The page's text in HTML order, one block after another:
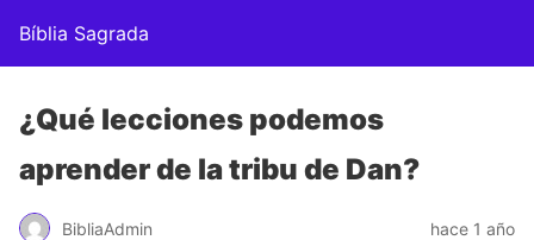
Bíblia Sagrada
¿Qué lecciones podemos
aprender de la tribu de Dan?
BibliaAdmin hace 1 año